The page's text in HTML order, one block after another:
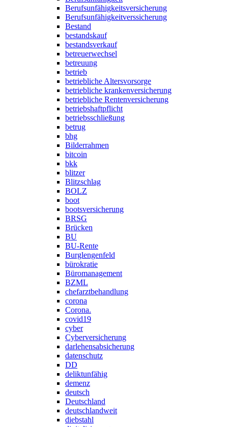
Berufsunfähigkeitsversicherung
Berufsunfähigkeitverssicherung
Bestand
bestandskauf
bestandsverkauf
betreuerwechsel
betreuung
betrieb
betriebliche Altersvorsorge
betriebliche krankenversicherung
betriebliche Rentenversicherung
betriebshaftpflicht
betriebsschließung
betrug
bhg
Bilderrahmen
bitcoin
bkk
blitzer
Blitzschlag
BOLZ
boot
bootsversicherung
BRSG
Brücken
BU
BU-Rente
Burglengenfeld
bürokratie
Büromanagement
BZML
chefarztbehandlung
corona
Corona.
covid19
cyber
Cyberversicherung
darlehensabsicherung
datenschutz
DD
deliktunfähig
demenz
deutsch
Deutschland
deutschlandweit
diebstahl